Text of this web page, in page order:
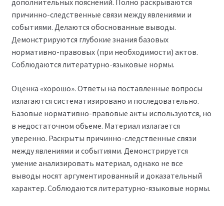
дополнительных пояснений. Полно раскрываются
причинно-следственные связи между явлениями и
событиями. Делаются обоснованные выводы.
Демонстрируются глубокие знания базовых
нормативно-правовых (при необходимости) актов.
Соблюдаются литературно-языковые нормы.
Оценка «хорошо». Ответы на поставленные вопросы
излагаются систематизировано и последовательно.
Базовые нормативно-правовые акты используются, но
в недостаточном объеме. Материал излагается
уверенно. Раскрыты причинно-следственные связи
между явлениями и событиями. Демонстрируется
умение анализировать материал, однако не все
выводы носят аргументированный и доказательный
характер. Соблюдаются литературно-языковые нормы.